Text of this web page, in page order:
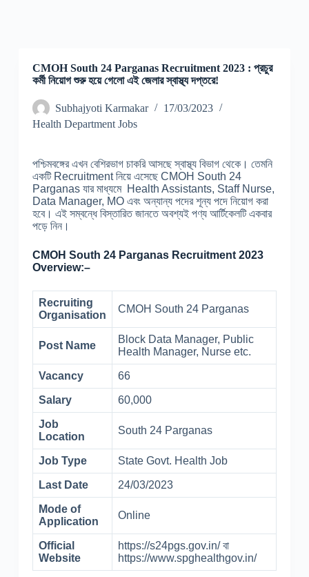
CMOH South 24 Parganas Recruitment 2023 : প্রচুর
কর্মী নিয়োগ শুরু হয়ে গেলো এই জেলার স্বাস্থ্য দপ্তরে!
Subhajyoti Karmakar
17/03/2023
Health Department Jobs
পশ্চিমবঙ্গের এখন বেশিরভাগ চাকরি আসছে স্বাস্থ্য বিভাগ থেকে। তেমনি
একটি Recruitment নিয়ে এসেছে CMOH South 24
Parganas যার মাধ্যমে Health Assistants, Staff Nurse,
Data Manager, MO এবং অন্যান্য পদের শূন্য পদে নিয়োগ করা
হবে। এই সম্বন্ধে বিস্তারিত জানতে অবশ্যই পণ্য আর্টিকেলটি একবার
পড়ে নিন।
CMOH South 24 Parganas Recruitment 2023
Overview:–
Recruiting
Organisation
CMOH South 24 Parganas
Post Name
Block Data Manager, Public
Health Manager, Nurse etc.
Vacancy 66
Salary 60,000
Job
Location
South 24 Parganas
Job Type State Govt. Health Job
Last Date 24/03/2023
Mode of
Application
Online
Official
Website
https://s24pgs.gov.in/ বা
https://www.spghealthgov.in/